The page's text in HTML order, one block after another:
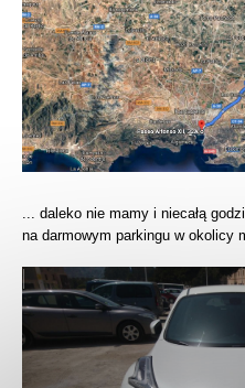
... daleko nie mamy i niecałą
na darmowym parkingu w okolicy